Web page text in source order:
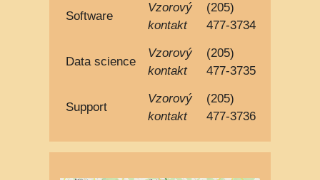
Software
Vzorový
kontakt
(205)
477-3734
Data science
Vzorový
kontakt
(205)
477-3735
Support
Vzorový
kontakt
(205)
477-3736